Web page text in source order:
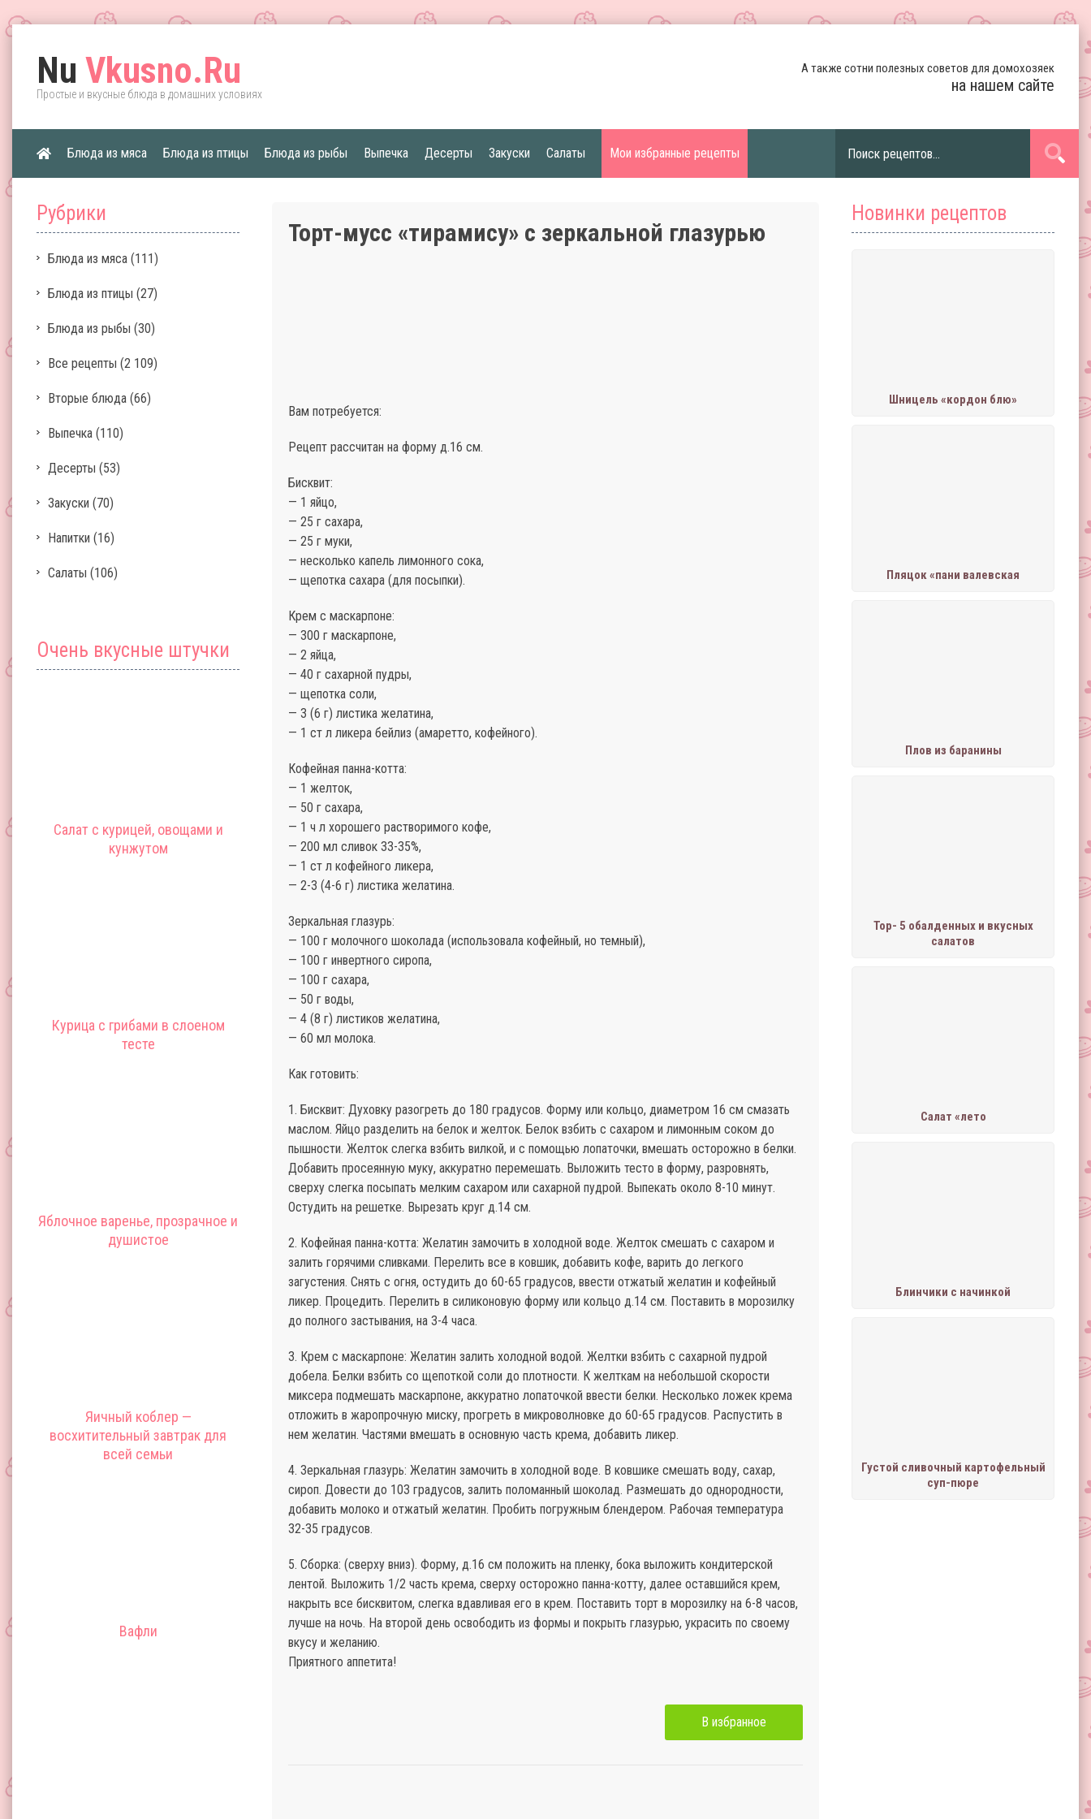
Nu Vkusno.Ru
Простые и вкусные блюда в домашних условиях
А также сотни полезных советов для домохозяек
на нашем сайте
Блюда из мяса Блюда из птицы Блюда из рыбы Выпечка Десерты Закуски Салаты Мои избранные рецепты
Рубрики
Блюда из мяса (111)
Блюда из птицы (27)
Блюда из рыбы (30)
Все рецепты (2 109)
Вторые блюда (66)
Выпечка (110)
Десерты (53)
Закуски (70)
Напитки (16)
Салаты (106)
Очень вкусные штучки
Салат с курицей, овощами и
кунжутом
Курица с грибами в слоеном
тесте
Яблочное варенье, прозрачное и
душистое
Яичный коблер —
восхитительный завтрак для
всей семьи
Вафли
Новинки рецептов
Шницель «кордон блю»
Пляцок «пани валевская
Плов из баранины
Тор- 5 обалденных и вкусных
салатов
Салат «лето
Блинчики с начинкой
Густой сливочный картофельный
суп-пюре
Торт-мусс «тирамису» с зеркальной глазурью
Вам потребуется:
Рецепт рассчитан на форму д.16 см.
Бисквит:
— 1 яйцо,
— 25 г сахара,
— 25 г муки,
— несколько капель лимонного сока,
— щепотка сахара (для посыпки).
Крем с маскарпоне:
— 300 г маскарпоне,
— 2 яйца,
— 40 г сахарной пудры,
— щепотка соли,
— 3 (6 г) листика желатина,
— 1 ст л ликера бейлиз (амаретто, кофейного).
Кофейная панна-котта:
— 1 желток,
— 50 г сахара,
— 1 ч л хорошего растворимого кофе,
— 200 мл сливок 33-35%,
— 1 ст л кофейного ликера,
— 2-3 (4-6 г) листика желатина.
Зеркальная глазурь:
— 100 г молочного шоколада (использовала кофейный, но темный),
— 100 г инвертного сиропа,
— 100 г сахара,
— 50 г воды,
— 4 (8 г) листиков желатина,
— 60 мл молока.
Как готовить:
1. Бисквит: Духовку разогреть до 180 градусов. Форму или кольцо, диаметром 16 см смазать
маслом. Яйцо разделить на белок и желток. Белок взбить с сахаром и лимонным соком до
пышности. Желток слегка взбить вилкой, и с помощью лопаточки, вмешать осторожно в белки.
Добавить просеянную муку, аккуратно перемешать. Выложить тесто в форму, разровнять,
сверху слегка посыпать мелким сахаром или сахарной пудрой. Выпекать около 8-10 минут.
Остудить на решетке. Вырезать круг д.14 см.
2. Кофейная панна-котта: Желатин замочить в холодной воде. Желток смешать с сахаром и
залить горячими сливками. Перелить все в ковшик, добавить кофе, варить до легкого
загустения. Снять с огня, остудить до 60-65 градусов, ввести отжатый желатин и кофейный
ликер. Процедить. Перелить в силиконовую форму или кольцо д.14 см. Поставить в морозилку
до полного застывания, на 3-4 часа.
3. Крем с маскарпоне: Желатин залить холодной водой. Желтки взбить с сахарной пудрой
добела. Белки взбить со щепоткой соли до плотности. К желткам на небольшой скорости
миксера подмешать маскарпоне, аккуратно лопаточкой ввести белки. Несколько ложек крема
отложить в жаропрочную миску, прогреть в микроволновке до 60-65 градусов. Распустить в
нем желатин. Частями вмешать в основную часть крема, добавить ликер.
4. Зеркальная глазурь: Желатин замочить в холодной воде. В ковшике смешать воду, сахар,
сироп. Довести до 103 градусов, залить поломанный шоколад. Размешать до однородности,
добавить молоко и отжатый желатин. Пробить погружным блендером. Рабочая температура
32-35 градусов.
5. Сборка: (сверху вниз). Форму, д.16 см положить на пленку, бока выложить кондитерской
лентой. Выложить 1/2 часть крема, сверху осторожно панна-котту, далее оставшийся крем,
накрыть все бисквитом, слегка вдавливая его в крем. Поставить торт в морозилку на 6-8 часов,
лучше на ночь. На второй день освободить из формы и покрыть глазурью, украсить по своему
вкусу и желанию.
Приятного аппетита!
В избранное